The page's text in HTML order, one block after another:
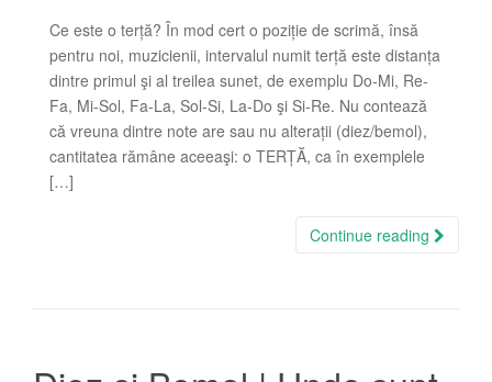
Ce este o terță? În mod cert o poziție de scrimă, însă
pentru noi, muzicienii, intervalul numit terță este distanța
dintre primul şi al treilea sunet, de exemplu Do-Mi, Re-
Fa, Mi-Sol, Fa-La, Sol-Si, La-Do şi Si-Re. Nu contează
că vreuna dintre note are sau nu alterații (diez/bemol),
cantitatea rămâne aceeaşi: o TERȚĂ, ca în exemplele
[…]
Continue reading